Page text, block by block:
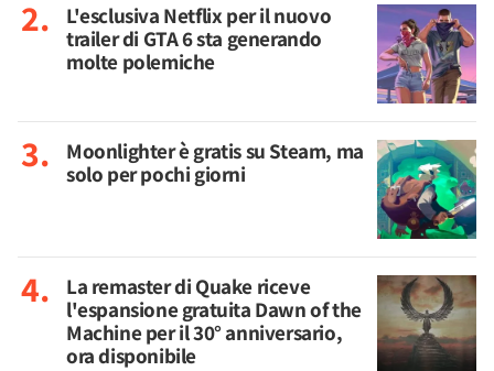
L'esclusiva Netflix per il nuovo
trailer di GTA 6 sta generando
molte polemiche
Moonlighter è gratis su Steam, ma
solo per pochi giorni
La remaster di Quake riceve
l'espansione gratuita Dawn of the
Machine per il 30° anniversario,
ora disponibile